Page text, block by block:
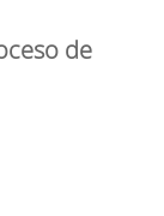
de